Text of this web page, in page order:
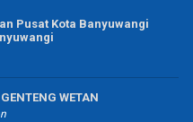
Pusat Kota Banyuwangi
WETAN